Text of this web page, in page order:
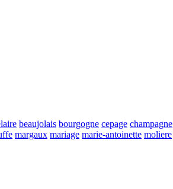
beaujolais bourgogne cepage champagne
margaux mariage marie-antoinette moliere